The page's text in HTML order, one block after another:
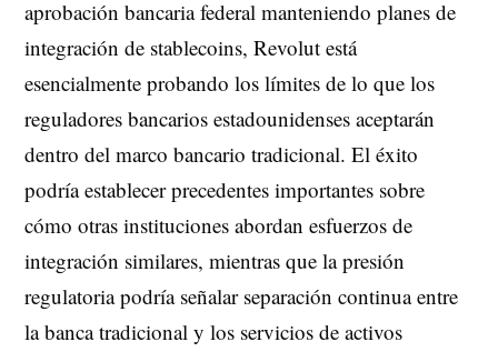
aprobación bancaria federal manteniendo planes de
integración de stablecoins, Revolut está
esencialmente probando los límites de lo que los
reguladores bancarios estadounidenses aceptarán
dentro del marco bancario tradicional. El éxito
podría establecer precedentes importantes sobre
cómo otras instituciones abordan esfuerzos de
integración similares, mientras que la presión
regulatoria podría señalar separación continua entre
la banca tradicional y los servicios de activos